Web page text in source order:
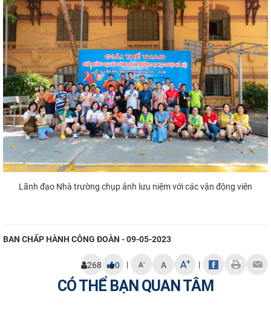
Lãnh đạo Nhà trường chụp ảnh lưu niệm với các vận động viên
BAN CHẤP HÀNH CÔNG ĐOÀN - 09-05-2023
268 0 | A- A A+ |
CÓ THỂ BẠN QUAN TÂM